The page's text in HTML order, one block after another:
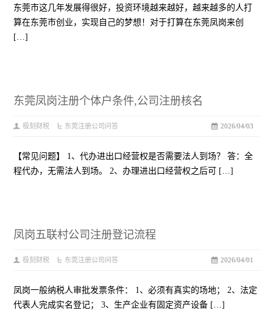
东莞市这几年发展得很好，投资环境越来越好，越来越多的人打
算在东莞市创业，实现自己的梦想！对于打算在东莞凤岗来创
[…]
东莞凤岗注册个体户条件,公司注册核名
2026/04/03
极刻财税 东莞注册公司问答
【常见问题】 1、代办进出口经营权是否需要法人到场？ 答：全
程代办，无需法人到场。 2、办理进出口经营权之后可 […]
凤岗五联村公司注册登记流程
2026/04/01
极刻财税 东莞注册公司问答
凤岗一般纳税人审批发票条件： 1、必须有真实的场地； 2、法定
代表人完成实名登记； 3、生产企业有固定资产设备 […]